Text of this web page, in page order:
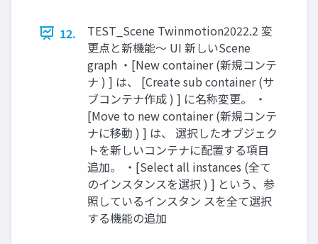
12.
TEST_Scene Twinmotion2022.2 変
更点と新機能～ UI 新しいScene
graph ・[New container (新規コンテ
ナ ) ] は、 [Create sub container (サ
ブコンテナ作成 ) ] に名称変更。 ・
[Move to new container (新規コンテ
ナに移動 ) ] は、 選択したオブジェク
トを新しいコンテナに配置する項目
追加。 ・[Select all instances (全て
のインスタンスを選択 ) ] という、参
照しているインスタン スを全て選択
する機能の追加